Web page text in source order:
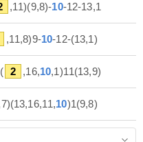
,11)(9,8)-10-12-13,1
,11,8)9-10-12-(13,1)
2 ,16,10,1)11(13,9)
10)1(9,8)